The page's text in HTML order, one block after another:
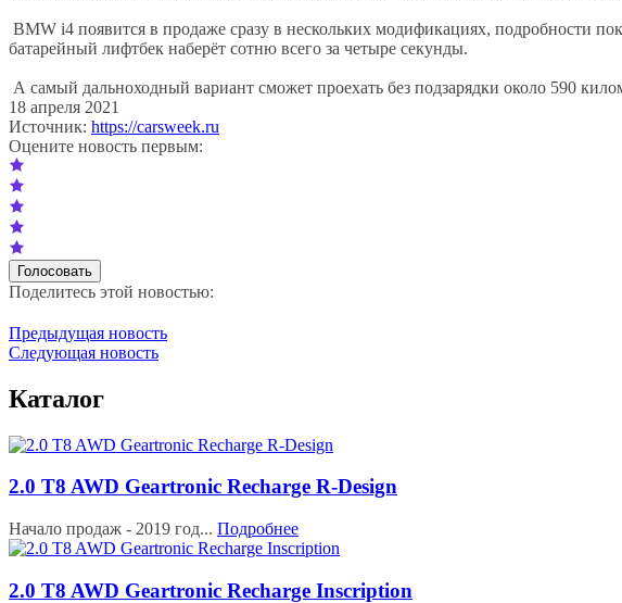
BMW i4 появится в продаже сразу в нескольких модификациях, подробности
батарейный лифтбек наберёт сотню всего за четыре секунды.
А самый дальноходный вариант сможет проехать без подзарядки около 590
18 апреля 2021
Источник: https://carsweek.ru
Оцените новость первым:
Поделитесь этой новостью:
Предыдущая новость
Следующая новость
Каталог
2.0 T8 AWD Geartronic Recharge R-Design
Начало продаж - 2019 год... Подробнее
2.0 T8 AWD Geartronic Recharge Inscription